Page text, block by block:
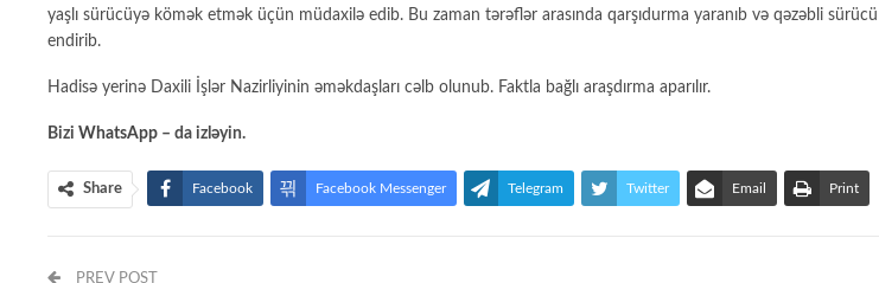
yaşlı sürücüyə kömək etmək üçün müdaxilə edib. Bu zaman tərəflər arasında qarşıdurma yaranıb və qəzəbli sürücü
endirib.
Hadisə yerinə Daxili İşlər Nazirliyinin əməkdaşları cəlb olunub. Faktla bağlı araşdırma aparılır.
Bizi WhatsApp – da izləyin.
Share Facebook Facebook Messenger Telegram Twitter Email Print
PREV POST